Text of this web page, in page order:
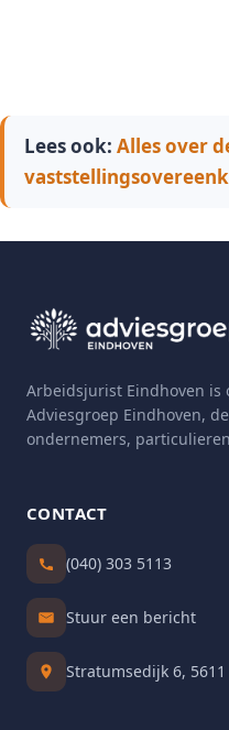
Lees ook: Alles over
Arbeidsjurist Eindhoven is
Adviesgroep Eindhoven,
ondernemers,
CONTACT
(040) 303 5113
Stuur een bericht
Stratumsedijk 6,